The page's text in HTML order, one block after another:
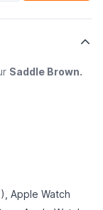
Saddle Brown.
Apple Watch